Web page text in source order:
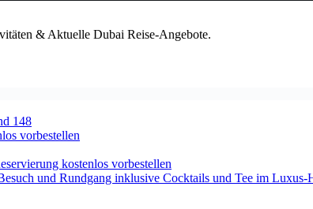
& Aktuelle Dubai Reise-Angebote.
148
vorbestellen
kostenlos vorbestellen
und Rundgang inklusive Cocktails und Tee im Luxus-